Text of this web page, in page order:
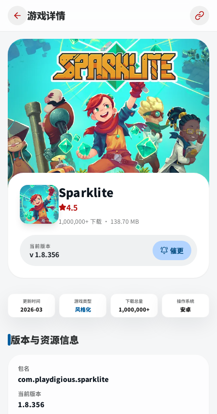
游戏详情
Sparklite
4.5
1,000,000+ 下载 · 138.70 MB
当前版本
v 1.8.356 催更
更新时间
2026-03
游戏类型
风格化
下载总量
1,000,000+
操作系统
安卓
版本与资源信息
包名
com.playdigious.sparklite
当前版本
1.8.356